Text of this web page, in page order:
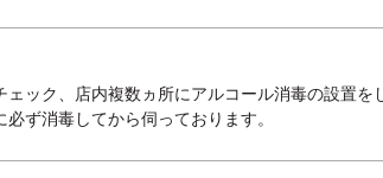
ック、店内複数ヵ所にアルコール消毒の設置を
ず消毒してから伺っております。